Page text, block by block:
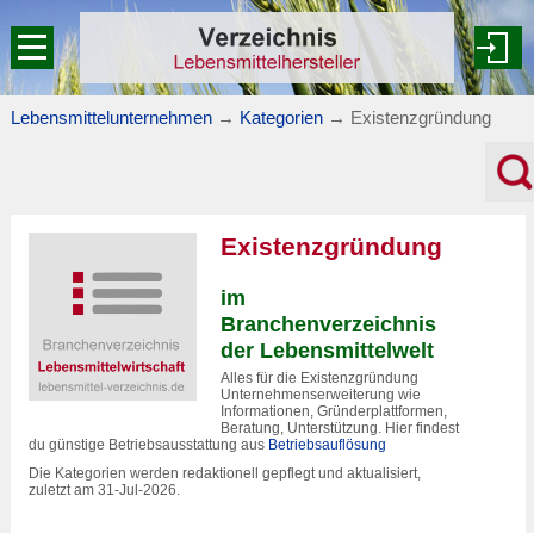
Lebensmittelunternehmen → Kategorien → Existenzgründung
Existenzgründung
im
Branchenverzeichnis
der Lebensmittelwelt
Alles für die Existenzgründung
Unternehmenserweiterung wie
Informationen, Gründerplattformen,
Beratung, Unterstützung. Hier findest
du günstige Betriebsausstattung aus Betriebsauflösung
Die Kategorien werden redaktionell gepflegt und aktualisiert,
zuletzt am 31-Jul-2026.